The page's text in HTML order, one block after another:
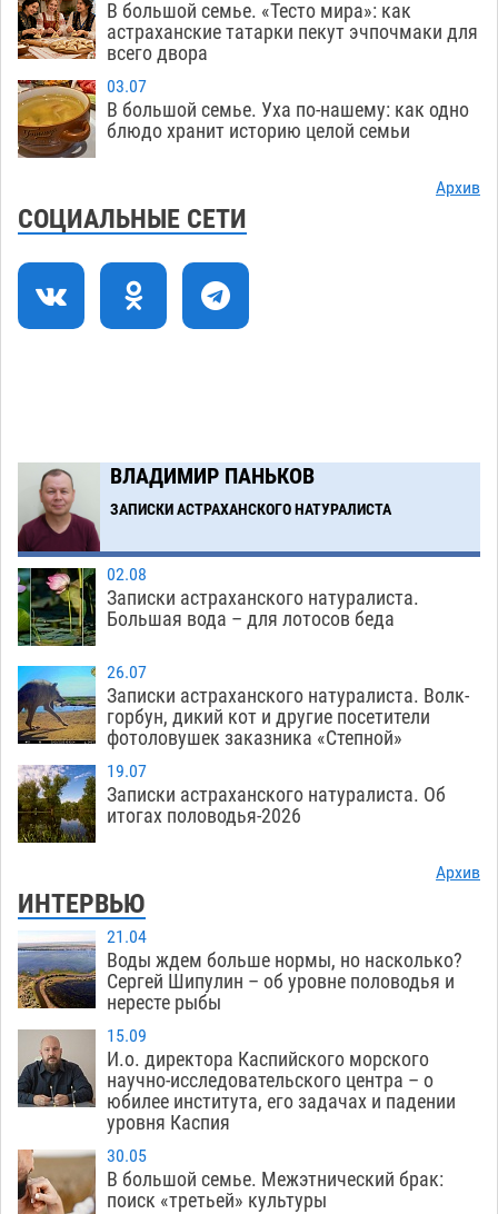
16:31
Всероссийская летняя перепись воробьев
стартует в Астрахани
15:58
Астраханские пожарные поезда с начала года
десять раз выезжали на борьбу с огнем
Гость из Чечни утонул в реке под Астраханью
14:38
Попытка спасти знакомого привела трех
астраханок под уголовную статью
В большой семье. «Тесто мира»: как
астраханские татарки пекут эчпочмаки для
всего двора
03.07
В большой семье. Уха по-нашему: как одно
блюдо хранит историю целой семьи
Архив
СОЦИАЛЬНЫЕ СЕТИ
ВЛАДИМИР ПАНЬКОВ
ЗАПИСКИ АСТРАХАНСКОГО НАТУРАЛИСТА
02.08
Записки астраханского натуралиста.
Большая вода – для лотосов беда
26.07
Записки астраханского натуралиста. Волк-
горбун, дикий кот и другие посетители
фотоловушек заказника «Степной»
19.07
Записки астраханского натуралиста. Об
итогах половодья-2026
Архив
ИНТЕРВЬЮ
21.04
Воды ждем больше нормы, но насколько?
Сергей Шипулин – об уровне половодья и
нересте рыбы
15.09
И.о. директора Каспийского морского
научно-исследовательского центра – о
юбилее института, его задачах и падении
уровня Каспия
30.05
В большой семье. Межэтнический брак:
поиск «третьей» культуры